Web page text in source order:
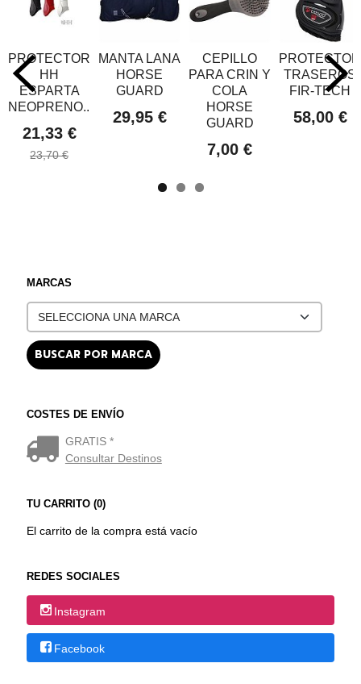
MARCAS
COSTES DE ENVÍO
GRATIS *
Consultar Destinos
TU CARRITO (0)
El carrito de la compra está vacío
REDES SOCIALES
Instagram
Facebook
PROTECTOR
HH
ESPARTA
NEOPRENO...
21,33 €
23,70 €
MANTA LANA
HORSE
GUARD
29,95 €
CEPILLO
PARA CRIN Y
COLA
HORSE
GUARD
7,00 €
TRASEROS
FIR-TECH
58,00 €